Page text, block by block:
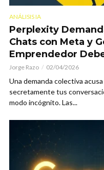
ANÁLISIS IA
Perplexity
Chats con Meta y
Emprendedor
Jorge Razo 02/04/2026
Una demanda colectiva
secretamente tus
modo incógnito. Las...